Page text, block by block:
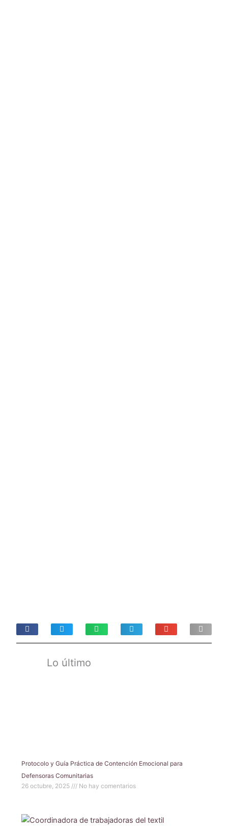
Lo último
Protocolo y Guía Práctica de Contención Emocional para
Defensoras Comunitarias
26 octubre, 2025
No hay comentarios